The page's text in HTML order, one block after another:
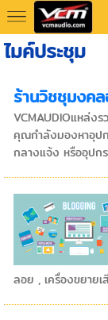
ไมค์ประชุม
ร้านวิชชุมงคล
VCMAUDIOแหล่ง
คุณกำลังมองหาอุป
กลางแจ้ง หรืออุปก
ลอย , เครื่องขยาย